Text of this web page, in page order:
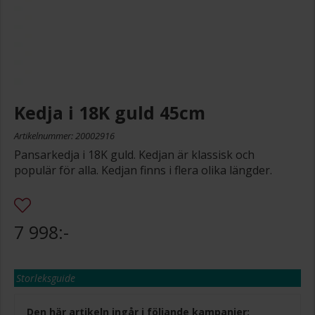
Kedja i 18K guld 45cm
Artikelnummer: 20002916
Pansarkedja i 18K guld. Kedjan är klassisk och
populär för alla. Kedjan finns i flera olika längder.
7 998:-
Storleksguide
Den här artikeln ingår i följande kampanjer: